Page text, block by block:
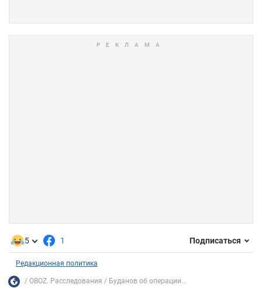
5 1 Подписаться
Редакционная политика
OBOZ. Расследования Буданов об операции...